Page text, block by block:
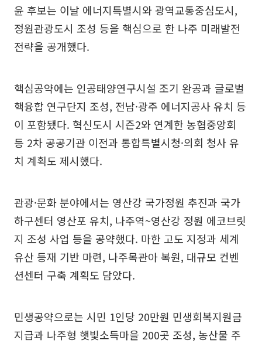
윤 후보는 이날 에너지특별시와 광역교통중심도시,
정원관광도시 조성 등을 핵심으로 한 나주 미래발전
전략을 공개했다.
핵심공약에는 인공태양연구시설 조기 완공과 글로벌
핵융합 연구단지 조성, 전남·광주 에너지공사 유치 등
이 포함됐다. 혁신도시 시즌2와 연계한 농협중앙회
등 2차 공공기관 이전과 통합특별시청·의회 청사 유
치 계획도 제시했다.
관광·문화 분야에서는 영산강 국가정원 추진과 국가
하구센터 영산포 유치, 나주역~영산강 정원 에코브릿
지 조성 사업 등을 공약했다. 마한 고도 지정과 세계
유산 등재 기반 마련, 나주목관아 복원, 대규모 컨벤
션센터 구축 계획도 담았다.
민생공약으로는 시민 1인당 20만원 민생회복지원금
지급과 나주형 햇빛소득마을 200곳 조성, 농산물 주